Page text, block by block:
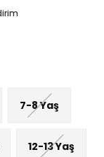
7-8 Yaş
12-13 Yaş